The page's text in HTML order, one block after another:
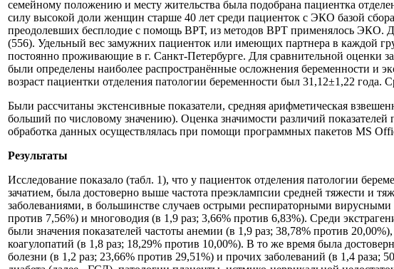
семейному положению и месту жительства была подобрана пациентка
силу высокой доли женщин старше 40 лет среди пациенток с ЭКО базой
преодолевших бесплодие с помощь ВРТ, из методов ВРТ применялось ЭКО.
(556). Удельный вес замужних пациенток или имеющих партнера в каждой
постоянно проживающие в г. Санкт-Петербурге. Для сравнительной оценки
были определены наиболее распространённые осложнения беременности и
возраст пациентки отделения патологии беременности был 31,12±1,22
Были рассчитаны экстенсивные показатели, средняя арифметическая
больший по числовому значению). Оценка значимости различий
обработка данных осуществлялась при помощи программных пакетов MS
Результаты
Исследование показало (табл. 1), что у пациенток отделения патологии
зачатием, была достоверно выше частота преэклампсии средней тяжести и
заболеваниями, в большинстве случаев острыми респираторными
против 7,56%) и многоводия (в 1,9 раз; 3,66% против 6,83%). Среди
были значения показателей частоты анемии (в 1,9 раз; 38,78% против
коагулопатий (в 1,8 раз; 18,29% против 10,00%). В то же время была
болезни (в 1,2 раз; 23,66% против 29,51%) и прочих заболеваний (в 1,4